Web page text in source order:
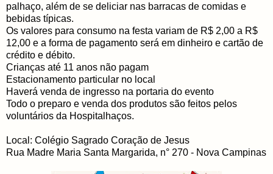
palhaço, além de se deliciar nas barracas de comidas e
bebidas típicas.
Os valores para consumo na festa variam de R$ 2,00 a R$
12,00 e a forma de pagamento será em dinheiro e cartão de
crédito e débito.
Crianças até 11 anos não pagam
Estacionamento particular no local
Haverá venda de ingresso na portaria do evento
Todo o preparo e venda dos produtos são feitos pelos
voluntários da Hospitalhaços.
Local: Colégio Sagrado Coração de Jesus
Rua Madre Maria Santa Margarida, n° 270 - Nova Campinas